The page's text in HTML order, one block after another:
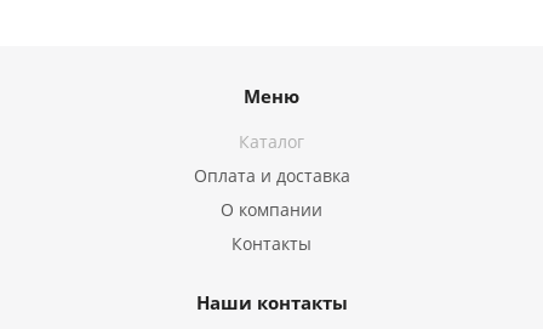
Меню
Каталог
Оплата и доставка
О компании
Контакты
Наши контакты